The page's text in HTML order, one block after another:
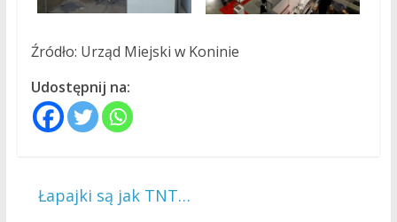
Źródło: Urząd Miejski w Koninie
Udostępnij na:
Łapajki są jak TNT…